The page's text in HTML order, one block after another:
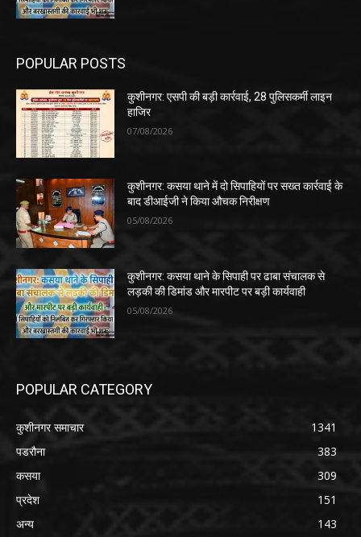
POPULAR POSTS
कुशीनगर: एसपी की बड़ी कार्रवाई, 28 पुलिसकर्मी लाइन
हाजिर
07/08/2026
कुशीनगर: कसया थाने में दो सिपाहियों पर सख्त कार्रवाई के
बाद डीआईजी ने किया औचक निरीक्षण
05/08/2026
कुशीनगर: कसया थाने के सिपाही पर ढाबा संचालक से
लड़की की डिमांड और मारपीट पर बड़ी कार्यवाही
05/08/2026
POPULAR CATEGORY
कुशीनगर समाचार
1341
पडरौना
383
कसया
309
प्रदेश
151
अन्य
143